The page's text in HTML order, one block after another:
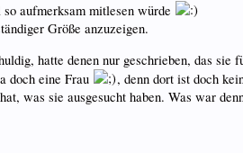
aufmerksam mitlesen würde
Größe anzuzeigen.
hatte denen nur geschrieben, das
doch eine Frau
, denn dort ist doch
was sie ausgesucht haben. Was war